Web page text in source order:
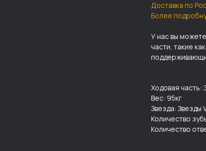
Доставка по
Более
У нас вы
части, такие
Ходовая часть:
Вес: 95кг
Звезда: Звезды
Количество
Количество